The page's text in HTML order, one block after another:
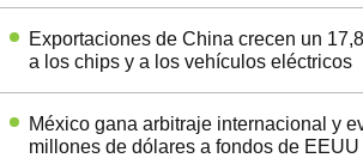
Exportaciones de China crecen un
a los chips y a los vehículos eléctricos
México gana arbitraje internacional y
millones de dólares a fondos de EEUU